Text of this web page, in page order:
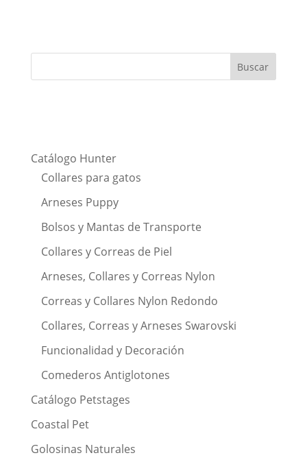
Catálogo Hunter
Collares para gatos
Arneses Puppy
Bolsos y Mantas de Transporte
Collares y Correas de Piel
Arneses, Collares y Correas Nylon
Correas y Collares Nylon Redondo
Collares, Correas y Arneses Swarovski
Funcionalidad y Decoración
Comederos Antiglotones
Catálogo Petstages
Coastal Pet
Golosinas Naturales